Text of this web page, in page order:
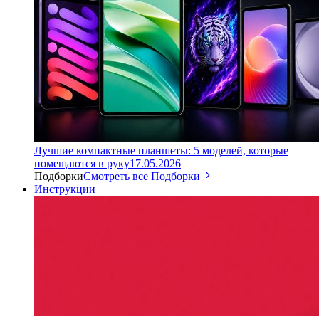
Лучшие компактные планшеты: 5 моделей, которые
помещаются в руку17.05.2026
ПодборкиСмотреть все Подборки
Инструкции